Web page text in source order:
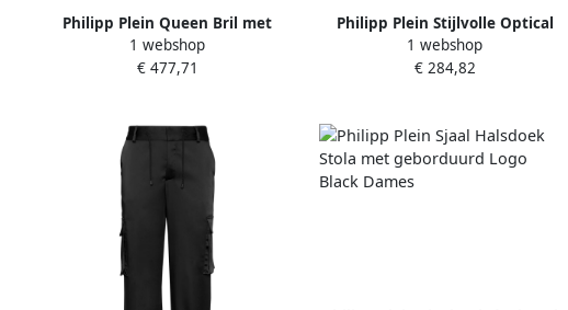
Philipp Plein Queen Bril met
Garantie Black Dames
1 webshop
€ 477,71
Philipp Plein Stijlvolle Optical
Plein Queen Bril Black Dames
1 webshop
€ 284,82